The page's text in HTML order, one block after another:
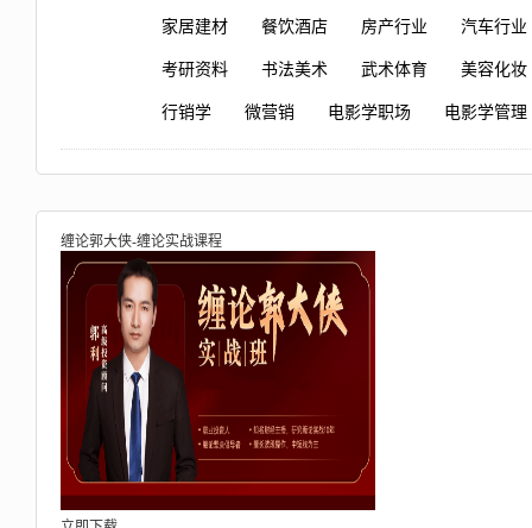
家居建材 餐饮酒店 房产行业 汽车行业
考研资料 书法美术 武术体育 美容化妆
行销学 微营销 电影学职场 电影学管理
缠论郭大侠-缠论实战课程